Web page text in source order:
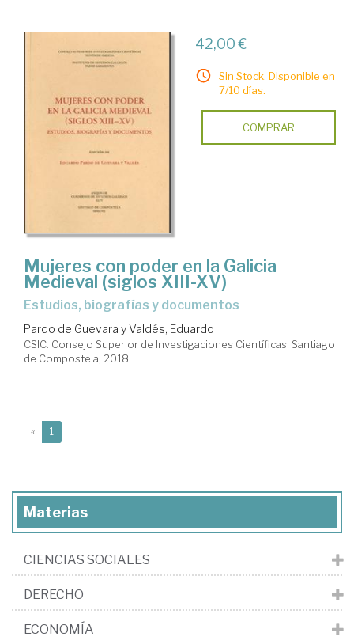
42,00 €
Sin Stock. Disponible en
7/10 días.
COMPRAR
Mujeres con poder en la Galicia
Medieval (siglos XIII-XV)
Estudios, biografías y documentos
Pardo de Guevara y Valdés, Eduardo
CSIC. Consejo Superior de Investigaciones Científicas. Santiago
de Compostela, 2018
« 1
Materias
CIENCIAS SOCIALES
DERECHO
ECONOMÍA